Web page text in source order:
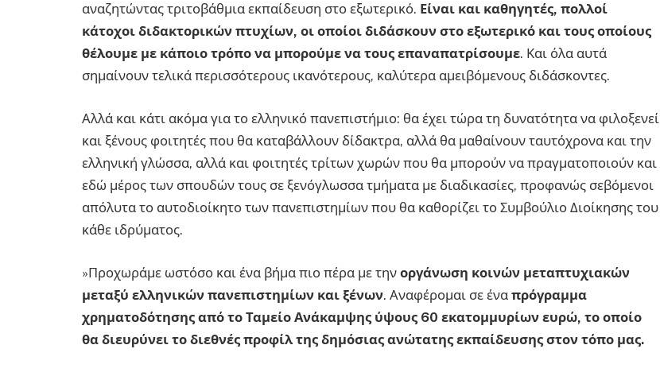
αναζητώντας τριτοβάθμια εκπαίδευση στο εξωτερικό. Είναι και καθηγητές, πολλοί
κάτοχοι διδακτορικών πτυχίων, οι οποίοι διδάσκουν στο εξωτερικό και τους οποίους
θέλουμε με κάποιο τρόπο να μπορούμε να τους επαναπατρίσουμε. Και όλα αυτά
σημαίνουν τελικά περισσότερους ικανότερους, καλύτερα αμειβόμενους διδάσκοντες.
Αλλά και κάτι ακόμα για το ελληνικό πανεπιστήμιο: θα έχει τώρα τη δυνατότητα να φιλοξενεί
και ξένους φοιτητές που θα καταβάλλουν δίδακτρα, αλλά θα μαθαίνουν ταυτόχρονα και την
ελληνική γλώσσα, αλλά και φοιτητές τρίτων χωρών που θα μπορούν να πραγματοποιούν και
εδώ μέρος των σπουδών τους σε ξενόγλωσσα τμήματα με διαδικασίες, προφανώς σεβόμενοι
απόλυτα το αυτοδιοίκητο των πανεπιστημίων που θα καθορίζει το Συμβούλιο Διοίκησης του
κάθε ιδρύματος.
»Προχωράμε ωστόσο και ένα βήμα πιο πέρα με την οργάνωση κοινών μεταπτυχιακών
μεταξύ ελληνικών πανεπιστημίων και ξένων. Αναφέρομαι σε ένα πρόγραμμα
χρηματοδότησης από το Ταμείο Ανάκαμψης ύψους 60 εκατομμυρίων ευρώ, το οποίο
θα διευρύνει το διεθνές προφίλ της δημόσιας ανώτατης εκπαίδευσης στον τόπο μας.